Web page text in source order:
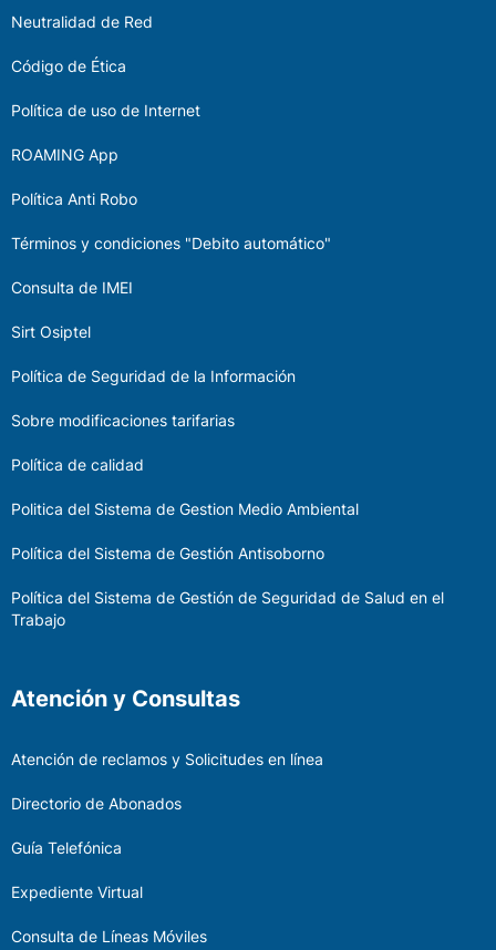
Neutralidad de Red
Código de Ética
Política de uso de Internet
ROAMING App
Política Anti Robo
Términos y condiciones "Debito automático"
Consulta de IMEI
Sirt Osiptel
Política de Seguridad de la Información
Sobre modificaciones tarifarias
Política de calidad
Politica del Sistema de Gestion Medio Ambiental
Política del Sistema de Gestión Antisoborno
Política del Sistema de Gestión de Seguridad de Salud en el
Trabajo
Atención y Consultas
Atención de reclamos y Solicitudes en línea
Directorio de Abonados
Guía Telefónica
Expediente Virtual
Consulta de Líneas Móviles